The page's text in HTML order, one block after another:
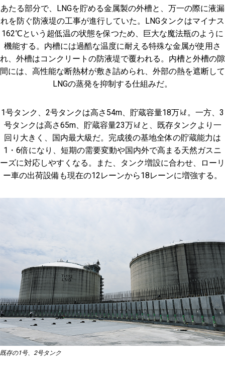
あたる部分で、LNGを貯める金属製の外槽と、万一の際に液漏
れを防ぐ防液堤の工事が進行していた。LNGタンクはマイナス
162℃という超低温の状態を保つため、巨大な魔法瓶のように
機能する。内槽には過酷な温度に耐える特殊な金属が使用さ
れ、外槽はコンクリートの防液堤で覆われる。内槽と外槽の隙
間には、高性能な断熱材が敷き詰められ、外部の熱を遮断して
LNGの蒸発を抑制する仕組みだ。
1号タンク、2号タンクは高さ54m、貯蔵容量18万㎘。一方、3
号タンクは高さ65m、貯蔵容量23万㎘と、既存タンクより一
回り大きく、国内最大級だ。完成後の基地全体の貯蔵能力は
1・6倍になり、短期の需要変動や国内外で高まる天然ガスニ
ーズに対応しやすくなる。また、タンク増設に合わせ、ローリ
ー車の出荷設備も現在の12レーンから18レーンに増強する。
既存の1号、2号タンク